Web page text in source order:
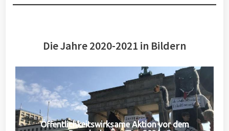
Die Jahre 2020-2021 in Bildern
Öffentlichkeitswirksame Aktion vor dem